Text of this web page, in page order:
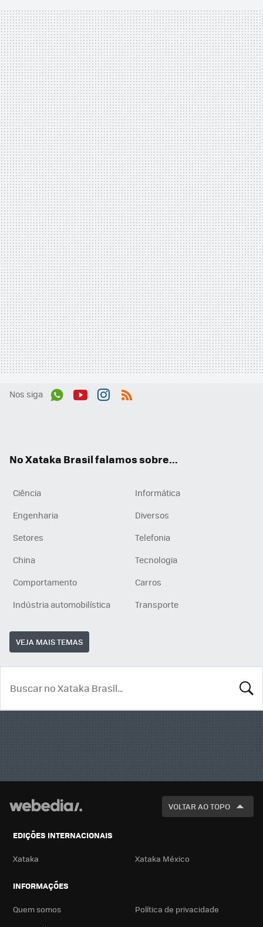
Nos siga
No Xataka Brasil falamos sobre...
Ciência
Informática
Engenharia
Diversos
Setores
Telefonia
China
Tecnologia
Comportamento
Carros
Indústria automobilística
Transporte
VEJA MAIS TEMAS
VOLTAR AO TOPO
EDIÇÕES INTERNACIONAIS
Xataka Xataka México
INFORMAÇÕES
Quem somos
Política de privacidade